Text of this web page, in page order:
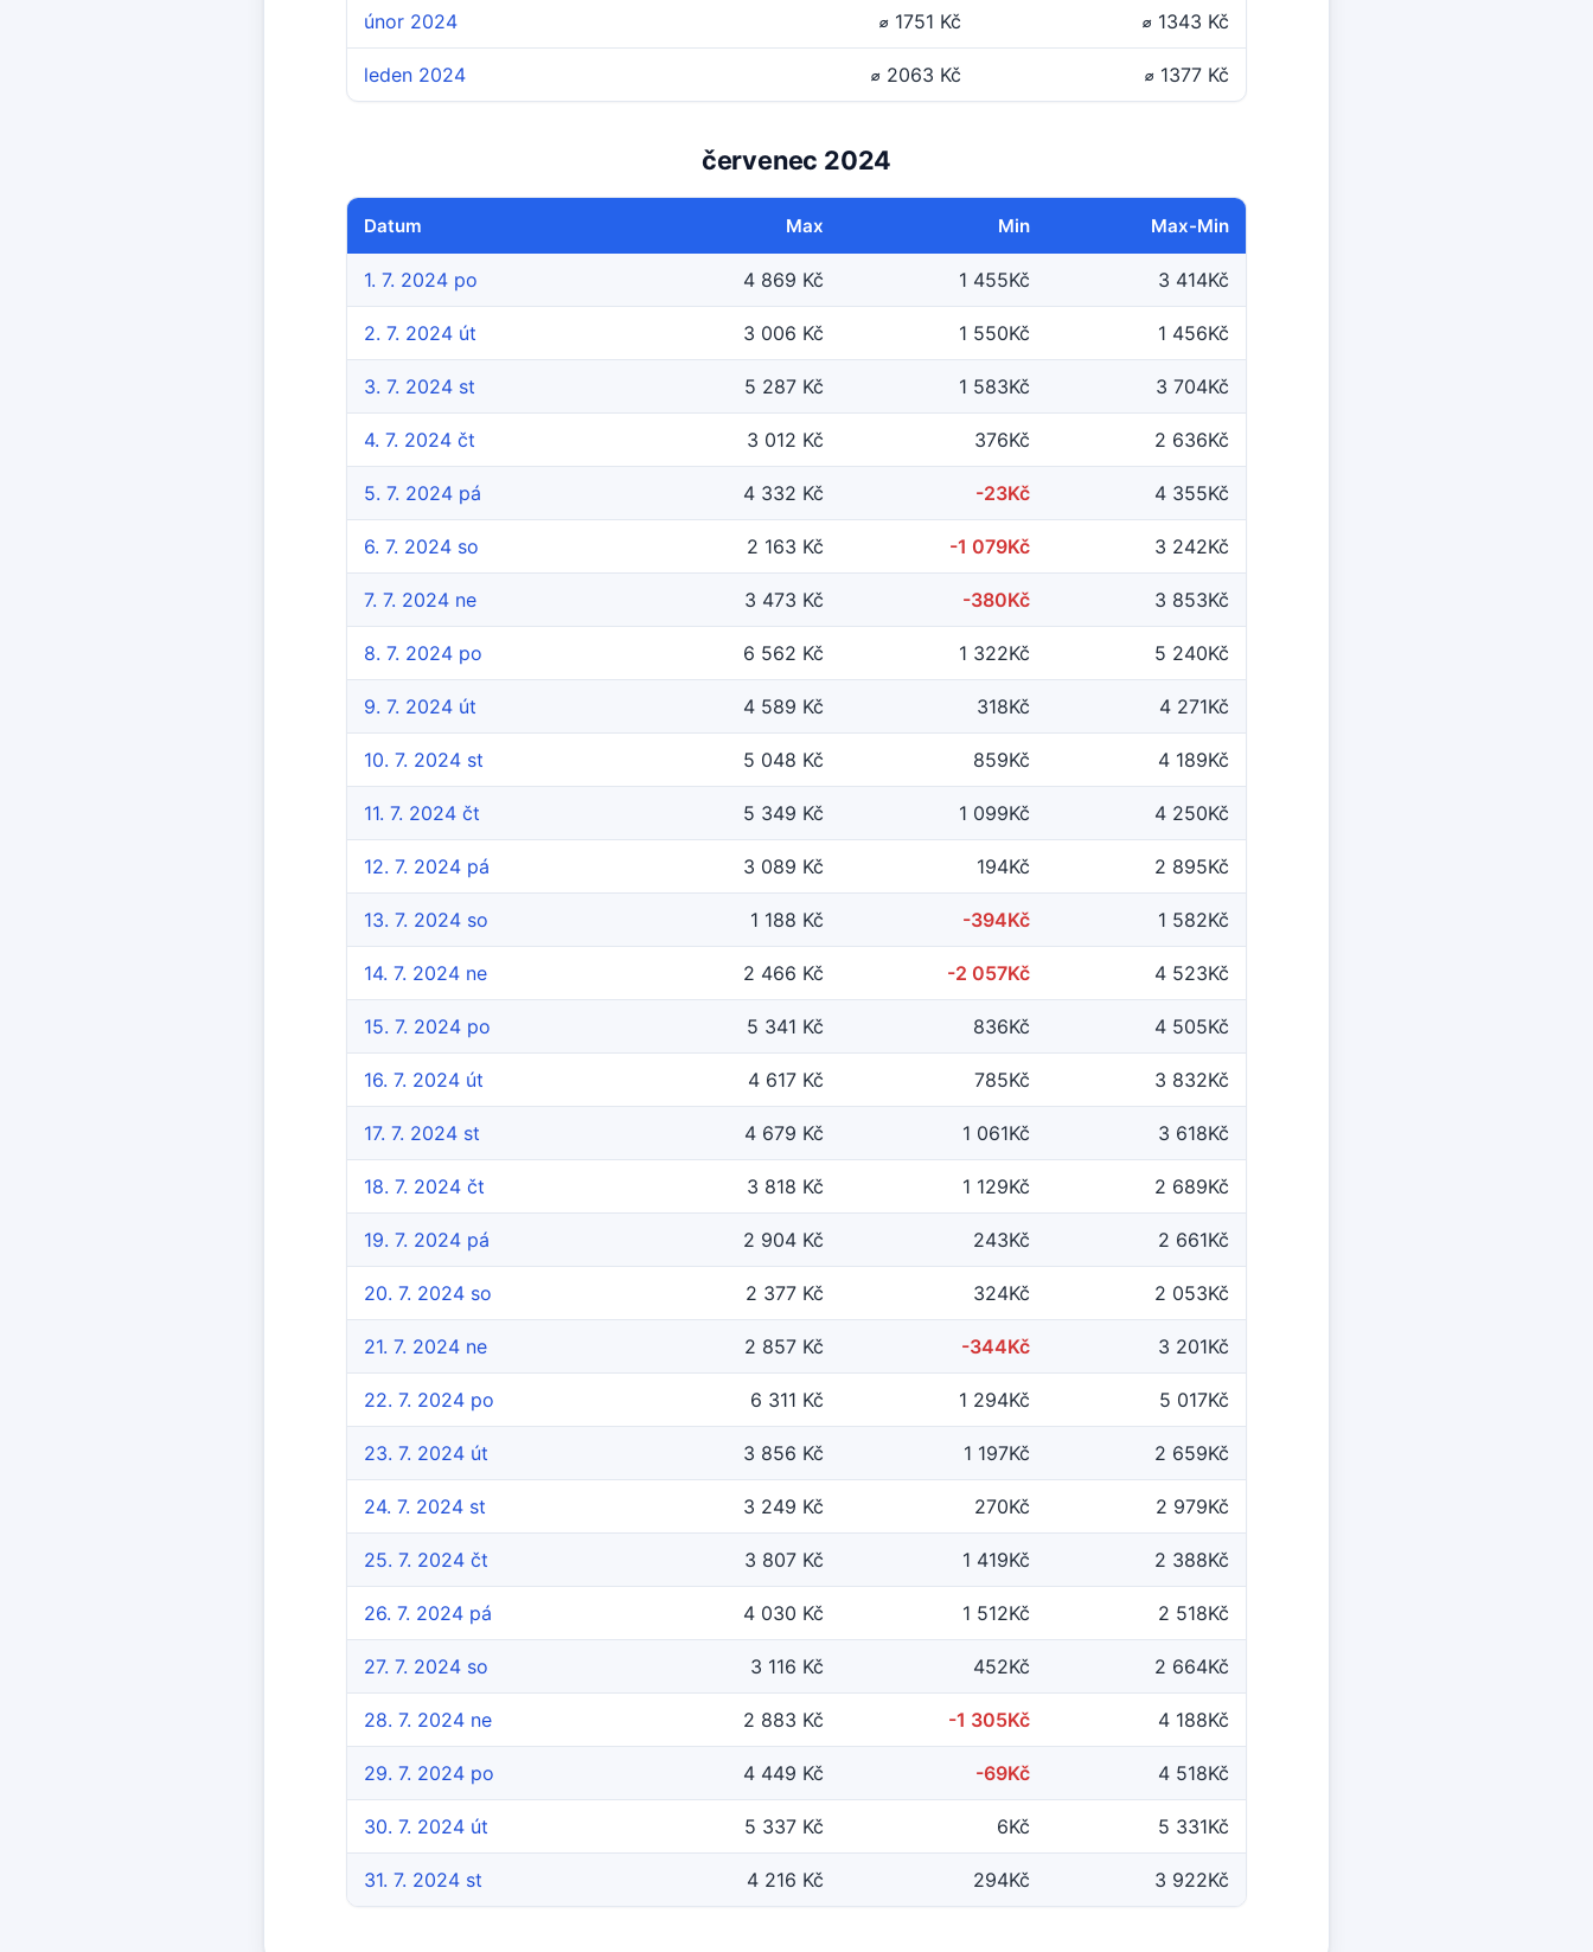
únor 2024 ⌀ 1751 Kč ⌀ 1343 Kč
leden 2024 ⌀ 2063 Kč ⌀ 1377 Kč
červenec 2024
Datum Max Min Max-Min
1. 7. 2024 po 4 869 Kč 1 455Kč 3 414Kč
2. 7. 2024 út 3 006 Kč 1 550Kč 1 456Kč
3. 7. 2024 st 5 287 Kč 1 583Kč 3 704Kč
4. 7. 2024 čt 3 012 Kč 376Kč 2 636Kč
5. 7. 2024 pá 4 332 Kč -23Kč 4 355Kč
6. 7. 2024 so 2 163 Kč -1 079Kč 3 242Kč
7. 7. 2024 ne 3 473 Kč -380Kč 3 853Kč
8. 7. 2024 po 6 562 Kč 1 322Kč 5 240Kč
9. 7. 2024 út 4 589 Kč 318Kč 4 271Kč
10. 7. 2024 st 5 048 Kč 859Kč 4 189Kč
11. 7. 2024 čt 5 349 Kč 1 099Kč 4 250Kč
12. 7. 2024 pá 3 089 Kč 194Kč 2 895Kč
13. 7. 2024 so 1 188 Kč -394Kč 1 582Kč
14. 7. 2024 ne 2 466 Kč -2 057Kč 4 523Kč
15. 7. 2024 po 5 341 Kč 836Kč 4 505Kč
16. 7. 2024 út 4 617 Kč 785Kč 3 832Kč
17. 7. 2024 st 4 679 Kč 1 061Kč 3 618Kč
18. 7. 2024 čt 3 818 Kč 1 129Kč 2 689Kč
19. 7. 2024 pá 2 904 Kč 243Kč 2 661Kč
20. 7. 2024 so 2 377 Kč 324Kč 2 053Kč
21. 7. 2024 ne 2 857 Kč -344Kč 3 201Kč
22. 7. 2024 po 6 311 Kč 1 294Kč 5 017Kč
23. 7. 2024 út 3 856 Kč 1 197Kč 2 659Kč
24. 7. 2024 st 3 249 Kč 270Kč 2 979Kč
25. 7. 2024 čt 3 807 Kč 1 419Kč 2 388Kč
26. 7. 2024 pá 4 030 Kč 1 512Kč 2 518Kč
27. 7. 2024 so 3 116 Kč 452Kč 2 664Kč
28. 7. 2024 ne 2 883 Kč -1 305Kč 4 188Kč
29. 7. 2024 po 4 449 Kč -69Kč 4 518Kč
30. 7. 2024 út 5 337 Kč 6Kč 5 331Kč
31. 7. 2024 st 4 216 Kč 294Kč 3 922Kč